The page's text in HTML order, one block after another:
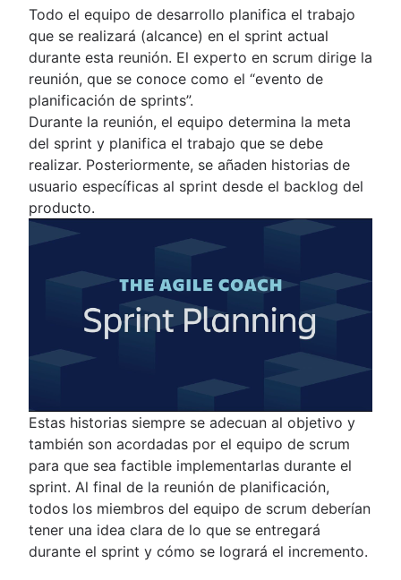
Todo el equipo de desarrollo planifica el trabajo
que se realizará (alcance) en el sprint actual
durante esta reunión. El experto en scrum dirige la
reunión, que se conoce como el “evento de
planificación de sprints”.
Durante la reunión, el equipo determina la meta
del sprint y planifica el trabajo que se debe
realizar. Posteriormente, se añaden historias de
usuario específicas al sprint desde el backlog del
producto.
Estas historias siempre se adecuan al objetivo y
también son acordadas por el equipo de scrum
para que sea factible implementarlas durante el
sprint. Al final de la reunión de planificación,
todos los miembros del equipo de scrum deberían
tener una idea clara de lo que se entregará
durante el sprint y cómo se logrará el incremento.